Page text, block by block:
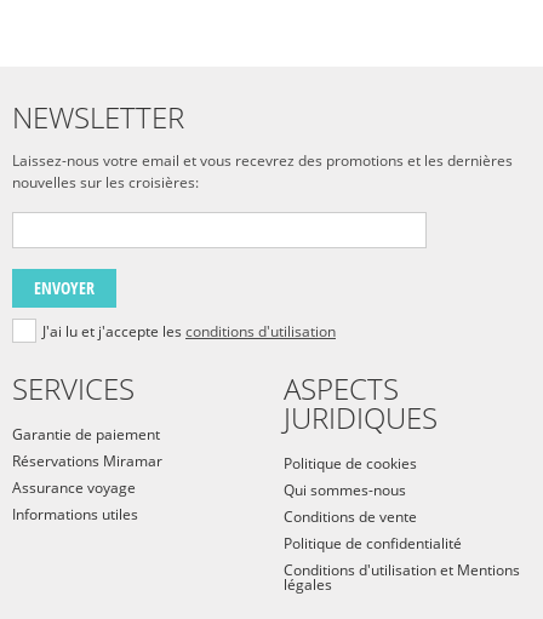
NEWSLETTER
Laissez-nous votre email et vous recevrez des promotions et les dernières
nouvelles sur les croisières:
ENVOYER
J'ai lu et j'accepte les conditions d'utilisation
SERVICES
Garantie de paiement
Réservations Miramar
Assurance voyage
Informations utiles
ASPECTS
JURIDIQUES
Politique de cookies
Qui sommes-nous
Conditions de vente
Politique de confidentialité
Conditions d'utilisation et Mentions
légales